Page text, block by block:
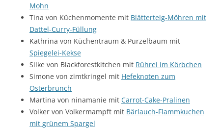
Mohn
Tina von Küchenmomente mit Blätterteig-Möhren mit
Dattel-Curry-Füllung
Kathrina von Küchentraum & Purzelbaum mit
Spiegelei-Kekse
Silke von Blackforestkitchen mit Rührei im Körbchen
Simone von zimtkringel mit Hefeknoten zum
Osterbrunch
Martina von ninamanie mit Carrot-Cake-Pralinen
Volker von Volkermampft mit Bärlauch-Flammkuchen
mit grünem Spargel